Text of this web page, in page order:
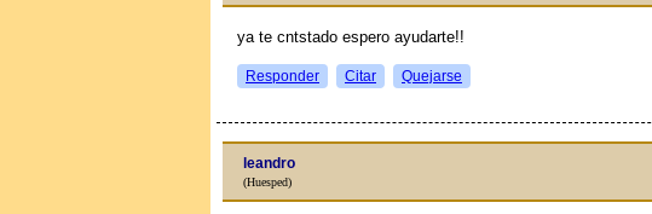
ya te cntstado espero ayudarte!!
Responder Citar Quejarse
leandro
(Huesped)